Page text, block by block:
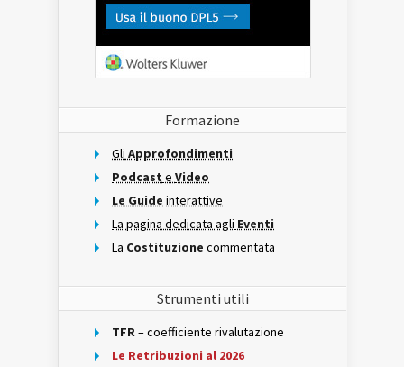
Formazione
Gli Approfondimenti
Podcast e Video
Le Guide interattive
La pagina dedicata agli Eventi
La Costituzione commentata
Strumenti utili
TFR– coefficiente rivalutazione
Le Retribuzioni al 2026